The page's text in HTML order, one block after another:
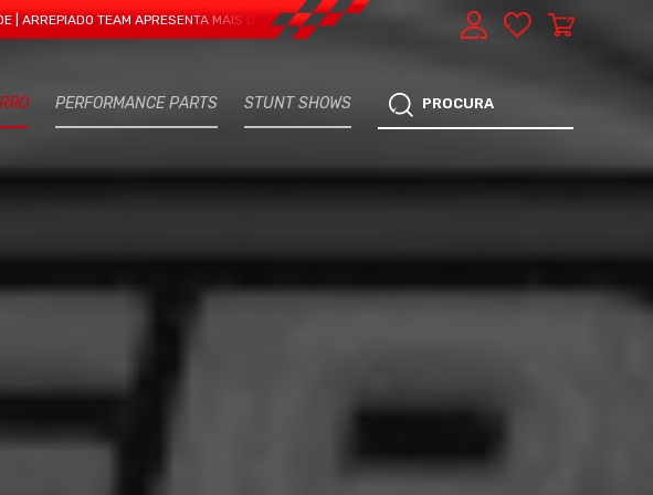
TEAM APRESENTA MAIS UMA VERTENTE - EXPRESS CAR SERVICE, MANUTENÇÃO DO TEU CARRO -
PERFORMANCE PARTS STUNT SHOWS